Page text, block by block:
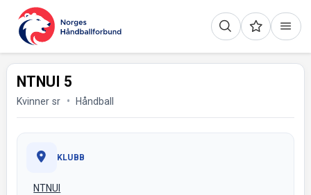
NTNUI 5
Kvinner sr Håndball
KLUBB
NTNUI